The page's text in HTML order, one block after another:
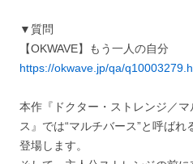
▼質問
【OKWAVE】もう一人の自分
https://okwave.jp/qa/
本作『ドクター・ストレンジ／
ス』では“マルチバース”と呼ば
登場します。